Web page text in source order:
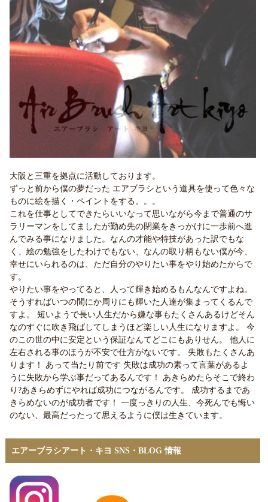
大阪と三重を拠点に活動しております。
ずっと前から僕の夢だった エアブラシという道具を使って色々な
ものに絵を描く・ペイントをする。。。
これを仕事としてできたらいいなって思いながら今まで普通のサ
ラリーマンをしてましたが勤め先の閉業をきっかけに一歩前へ進
んでみる事になりました。なんの才能や特技があった訳でもな
く、絵の勉強をしたわけでもない、なんの取り柄もない僕が今、
幸せにいられるのは、ただ自分のやりたい事をやり始めたからで
す。
やりたい事をやってると、人って輝き始めるもんなんですよね。
そうすればいつの間にか周りにも輝いた人達が集まってくるんで
すよ。 短いようで長い人生だから嫌な事もたくさんあるけどそん
なのすぐに吹き飛ばしてしまうほど楽しい人生になりますよ。 今
のこの世の中に安定という保証なんてどこにもありせん。 他人に
左右される事のほうが不安で仕方がないです。 失敗もたくさんあ
ります！ あって当たり前です 失敗は成功の素って言葉があるよ
うに失敗から学ぶ事だってあるんです！ あきらめたらそこで終わ
り?あきらめずにやれば成功につながるんです。 成功するまであ
きらめないのが成功者です！ 一度っきりの人生、今死んでも悔い
のない、最高だったって思えるように僕は生きています。
エアーブラシアート・キヨ SNS・BLOG 情報